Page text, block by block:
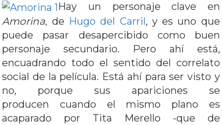
Hay un personaje clave en
Amorina, de Hugo del Carril, y es uno que
puede pasar desapercibido como buen
personaje secundario. Pero ahí está,
encuadrando todo el sentido del correlato
social de la película. Está ahí para ser visto y
no, porque sus apariciones se
producen cuando el mismo plano es
acaparado por Tita Merello -que de